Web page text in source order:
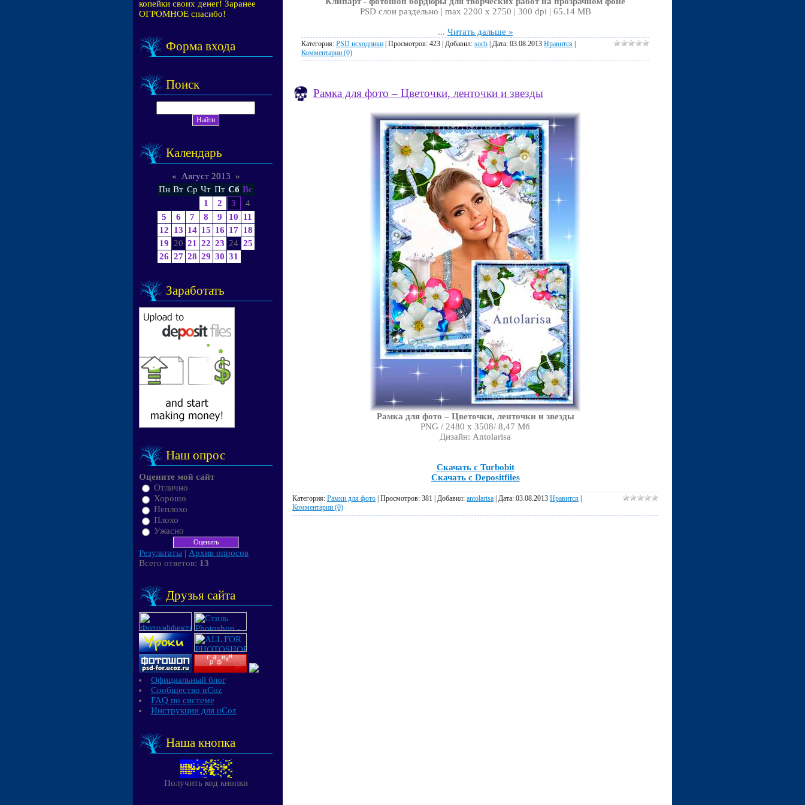
копейки своих денег! Заранее
ОГРОМНОЕ спасибо!
Форма входа
Поиск
Календарь
« Август 2013
»
Пн Вт Ср Чт Пт Сб Вс
1
2 3
4
5
6 7 8 9 10
11
12
13 14 15 16 17 18
19
20 21 22 23 24 25
26 27 28 29 30 31
Заработать
Наш опрос
Оцените мой сайт
Отлично
Хорошо
Неплохо
Плохо
Ужасно
Результаты | Архив опросов
Всего ответов: 13
Друзья сайта
Официальный блог
Сообщество uCoz
FAQ по системе
Инструкции для uCoz
Наша кнопка
Получить код кнопки
PSD слои раздельно | max 2200 x 2750 | 300 dpi | 65.14 MB
... Читать дальше »
Категория: PSD исходники | Просмотров: 423 | Добавил: soch | Дата: 03.08.2013 Нравится |
Комментарии (0)
Рамка для фото – Цветочки, ленточки и звезды
Рамка для фото – Цветочки, ленточки и звезды
PNG / 2480 x 3508/ 8,47 Мб
Дизайн: Antolarisa
Скачать с Turbobit
Скачать с Depositfiles
Категория: Рамки для фото | Просмотров: 381 | Добавил: antolarisa | Дата: 03.08.2013 Нравится |
Комментарии (0)